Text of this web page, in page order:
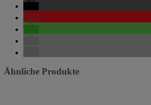
Ähnliche Produkte